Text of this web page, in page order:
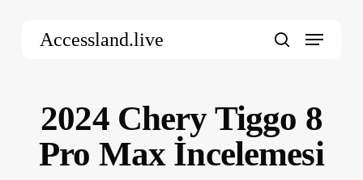
Accessland.live Menu
2024 Chery Tiggo 8
Pro Max İncelemesi